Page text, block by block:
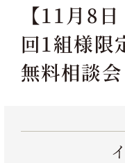
【11月8
回1組様限
無料相談会